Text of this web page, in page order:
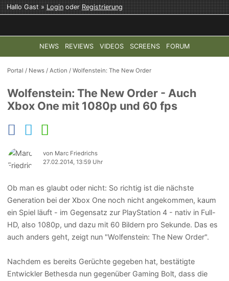
Hallo Gast »LoginoderRegistrierung
NEWS REVIEWS VIDEOS SCREENS FORUM
TOP-THEMEN: COD: MODERN WARFARE 4 HALO:
Portal / News /Action /Wolfenstein: The New Order
Wolfenstein: The New Order - Auch
Xbox One mit 1080p und 60 fps
von Marc Friedrichs
27.02.2014, 13:59 Uhr
Ob man es glaubt oder nicht: So richtig ist die nächste
Generation bei der Xbox One noch nicht angekommen, kaum
ein Spiel läuft - im Gegensatz zur PlayStation 4 - nativ in Full-
HD, also 1080p, und dazu mit 60 Bildern pro Sekunde. Das es
auch anders geht, zeigt nun "Wolfenstein: The New Order".
Nachdem es bereits Gerüchte gegeben hat, bestätigte
Entwickler Bethesda nun gegenüber Gaming Bolt, dass die